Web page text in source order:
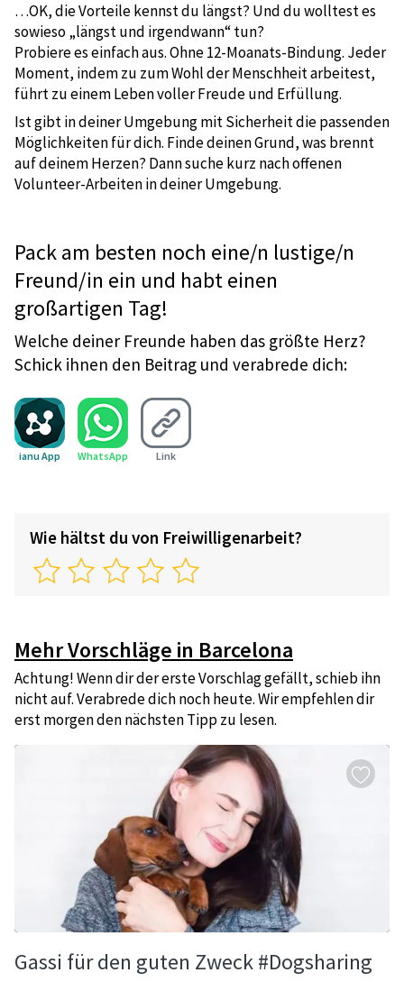
…OK, die Vorteile kennst du längst? Und du wolltest es
sowieso „längst und irgendwann“ tun?
Probiere es einfach aus. Ohne 12-Moanats-Bindung. Jeder
Moment, indem zu zum Wohl der Menschheit arbeitest,
führt zu einem Leben voller Freude und Erfüllung.
Ist gibt in deiner Umgebung mit Sicherheit die passenden
Möglichkeiten für dich. Finde deinen Grund, was brennt
auf deinem Herzen? Dann suche kurz nach offenen
Volunteer-Arbeiten in deiner Umgebung.
Pack am besten noch eine/n lustige/n
Freund/in ein und habt einen
großartigen Tag!
Welche deiner Freunde haben das größte Herz?
Schick ihnen den Beitrag und verabrede dich:
ianu App WhatsApp Link
Wie hältst du von Freiwilligenarbeit?
Mehr Vorschläge in Barcelona
Achtung! Wenn dir der erste Vorschlag gefällt, schieb ihn
nicht auf. Verabrede dich noch heute. Wir empfehlen dir
erst morgen den nächsten Tipp zu lesen.
Gassi für den guten Zweck #Dogsharing